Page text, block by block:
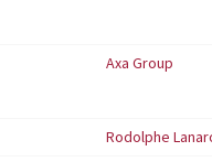
Axa Group
Rodolphe